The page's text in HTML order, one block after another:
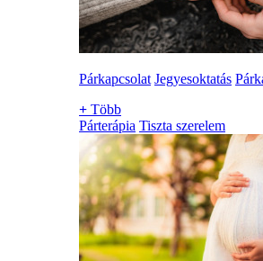
Párkapcsolat Jegyesoktatás
+ Több
Párterápia Tiszta szerelem